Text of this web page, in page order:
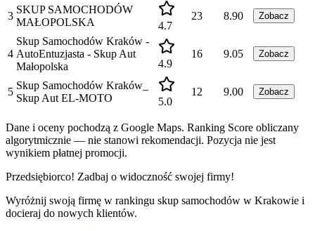
3
SKUP SAMOCHODÓW
MAŁOPOLSKA
4.7
23 8.90 Zobacz
4
Skup Samochodów Kraków -
AutoEntuzjasta - Skup Aut
Małopolska
4.9
16 9.05 Zobacz
5
Skup Samochodów Kraków_
Skup Aut EL-MOTO
5.0
12 9.00 Zobacz
Dane i oceny pochodzą z Google Maps. Ranking Score obliczany
algorytmicznie — nie stanowi rekomendacji. Pozycja nie jest
wynikiem płatnej promocji.
Przedsiębiorco! Zadbaj o widoczność swojej firmy!
Wyróżnij swoją firmę w rankingu skup samochodów w Krakowie i
docieraj do nowych klientów.